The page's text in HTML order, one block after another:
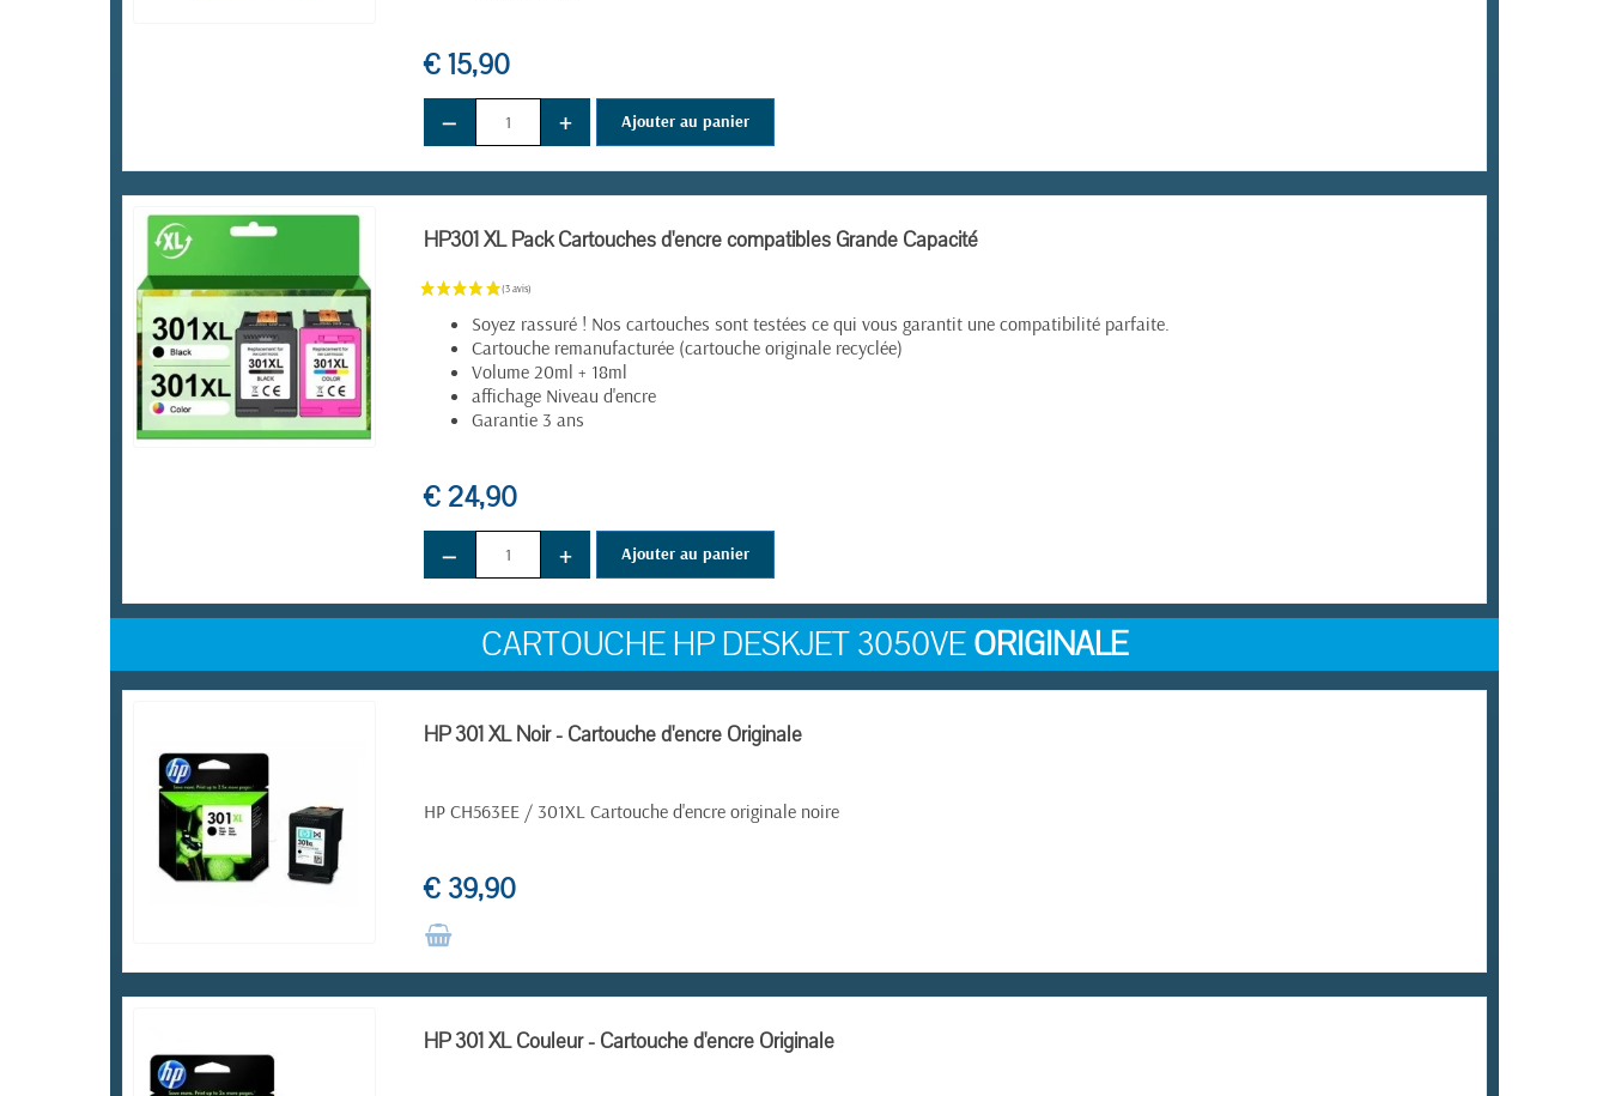
€ 15,90
− + Ajouter au panier
HP301 XL Pack Cartouches d'encre compatibles Grande Capacité
Soyez rassuré ! Nos cartouches sont testées ce qui vous garantit une compatibilité parfaite.
Cartouche remanufacturée (cartouche originale recyclée)
Volume 20ml + 18ml
affichage Niveau d'encre
Garantie 3 ans
€ 24,90
− + Ajouter au panier
CARTOUCHE HP DESKJET 3050VEORIGINALE
HP 301 XL Noir - Cartouche d'encre Originale
HP CH563EE / 301XL Cartouche d'encre originale noire
€ 39,90
HP 301 XL Couleur - Cartouche d'encre Originale